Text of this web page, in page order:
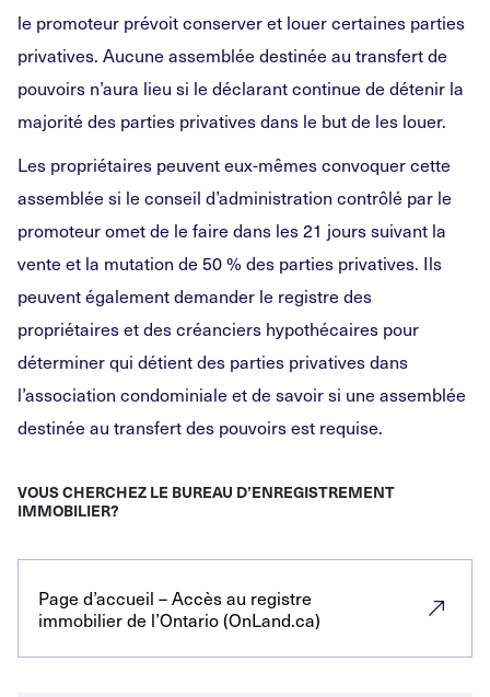
le promoteur prévoit conserver et louer certaines parties
privatives. Aucune assemblée destinée au transfert de
pouvoirs n’aura lieu si le déclarant continue de détenir la
majorité des parties privatives dans le but de les louer.
Les propriétaires peuvent eux-mêmes convoquer cette
assemblée si le conseil d’administration contrôlé par le
promoteur omet de le faire dans les 21 jours suivant la
vente et la mutation de 50 % des parties privatives. Ils
peuvent également demander le registre des
propriétaires et des créanciers hypothécaires pour
déterminer qui détient des parties privatives dans
l’association condominiale et de savoir si une assemblée
destinée au transfert des pouvoirs est requise.
VOUS CHERCHEZ LE BUREAU D’ENREGISTREMENT
IMMOBILIER?
Page d’accueil – Accès au registre
immobilier de l’Ontario (OnLand.ca)